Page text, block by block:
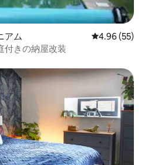
アム レビュー55
4.96 (55)
付きの納屋改装